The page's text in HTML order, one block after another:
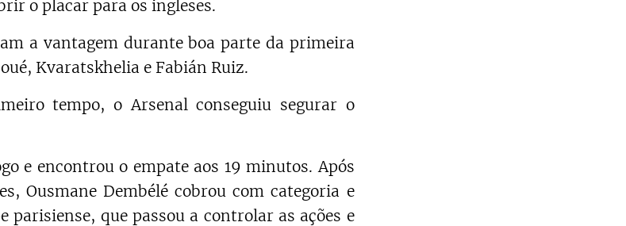
o placar para os ingleses.
a vantagem durante boa parte da primeira
Kvaratskhelia e Fabián Ruiz.
tempo, o Arsenal conseguiu segurar o
e encontrou o empate aos 19 minutos. Após
Ousmane Dembélé cobrou com categoria e
parisiense, que passou a controlar as ações e